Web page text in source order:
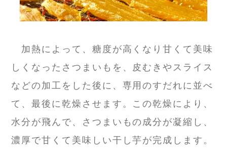
加熱によって、糖度が高くなり甘くて美味
しくなったさつまいもを、皮むきやスライス
などの加工をした後に、専用のすだれに並べ
て、最後に乾燥させます。この乾燥により、
水分が飛んで、さつまいもの成分が凝縮し、
濃厚で甘くて美味しい干し芋が完成します。